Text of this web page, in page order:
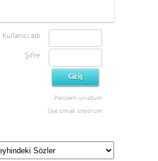
Kullanıcı adı
Şifre
Parolamı unuttum
Üye olmak istiyorum